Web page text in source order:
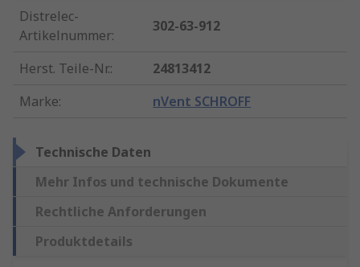
Distrelec-
Artikelnummer:
302-63-912
Herst. Teile-Nr.:
24813412
Marke: nVent SCHROFF
Technische Daten
Mehr Infos und technische Dokumente
Rechtliche Anforderungen
Produktdetails